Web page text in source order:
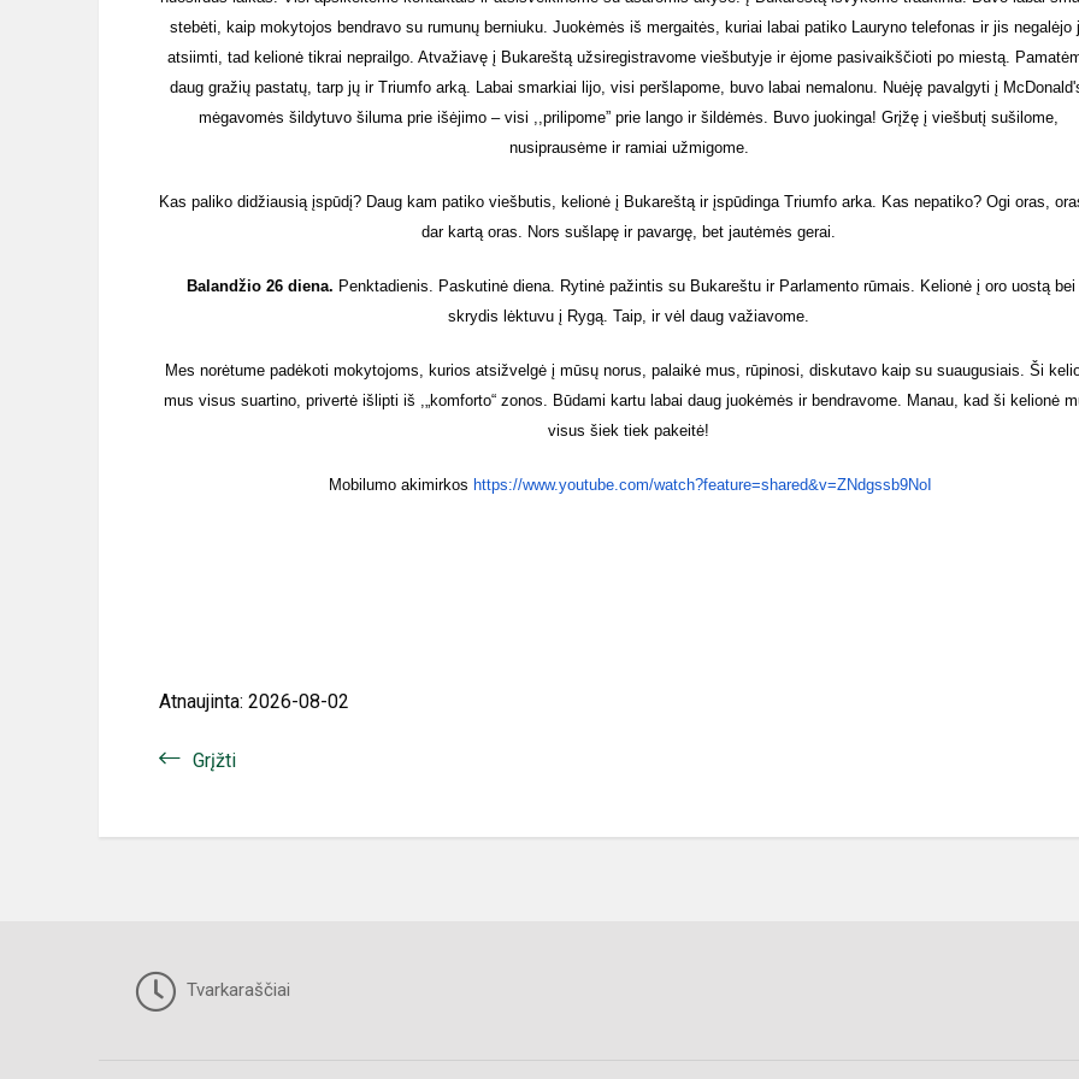
stebėti, kaip mokytojos bendravo su rumunų berniuku. Juokėmės iš mergaitės, kuriai labai patiko Lauryno telefonas ir jis negalėjo
atsiimti, tad kelionė tikrai neprailgo. Atvažiavę į Bukareštą užsiregistravome viešbutyje ir ėjome pasivaikščioti po miestą.
daug gražių pastatų, tarp jų ir Triumfo arką. Labai smarkiai lijo, visi peršlapome, buvo labai nemalonu. Nuėję pavalgyti į
mėgavomės šildytuvo šiluma prie išėjimo – visi ,,prilipome” prie lango ir šildėmės. Buvo juokinga! Grįžę į viešbutį sušilome,
nusiprausėme ir ramiai užmigome.
Kas paliko didžiausią įspūdį? Daug kam patiko viešbutis, kelionė į Bukareštą ir įspūdinga Triumfo arka. Kas nepatiko? Ogi oras,
dar kartą oras. Nors sušlapę ir pavargę, bet jautėmės gerai.
Balandžio 26 diena. Penktadienis. Paskutinė diena. Rytinė pažintis su Bukareštu ir Parlamento rūmais. Kelionė į oro uostą bei
skrydis lėktuvu į Rygą. Taip, ir vėl daug važiavome.
Mes norėtume padėkoti mokytojoms, kurios atsižvelgė į mūsų norus, palaikė mus, rūpinosi, diskutavo kaip su suaugusiais. Ši
mus visus suartino, privertė išlipti iš ,„komforto“ zonos. Būdami kartu labai daug juokėmės ir bendravome. Manau, kad ši kelionė
visus šiek tiek pakeitė!
Mobilumo akimirkos https://www.youtube.com/watch?feature=shared&v=ZNdgssb9NoI
Atnaujinta: 2026-08-02
Grįžti
Tvarkaraščiai